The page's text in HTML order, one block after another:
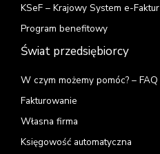
KSeF – Krajowy System e-Faktur
Program benefitowy
Świat przedsiębiorcy
W czym możemy pomóc? – FAQ
Fakturowanie
Własna firma
Księgowość automatyczna